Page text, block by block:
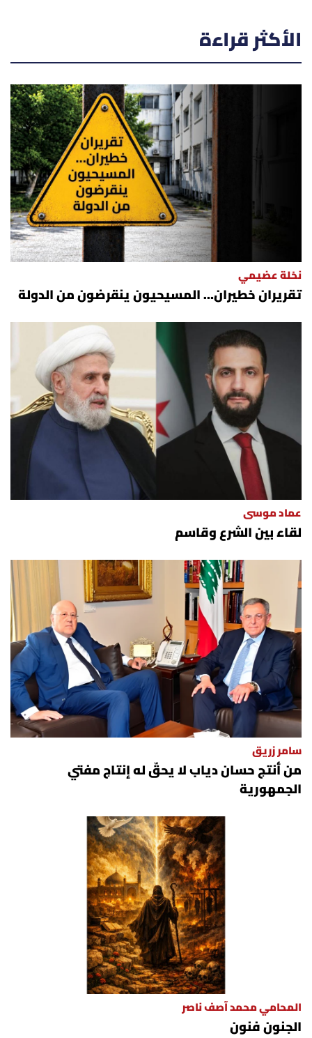
الأكثر قراءة
نخلة عضيمي
تقريران خطيران… المسيحيون ينقرضون من الدولة
عماد موسى
لقاء بين الشرع وقاسم
سامر زريق
من أنتج حسان دياب لا يحقّ له إنتاج مفتي
الجمهورية
المحامي محمد آصف ناصر
الجنون فنون